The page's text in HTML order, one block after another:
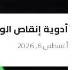
أدوية إنقاص
أغسطس 6, 2026